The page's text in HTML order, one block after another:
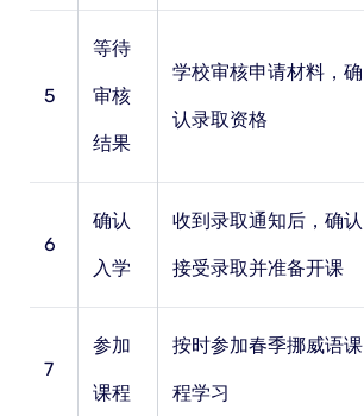
5
等待
审核
结果
学校审核申请材料，确
认录取资格
6
确认
入学
收到录取通知后，确认
接受录取并准备开课
7
参加
课程
按时参加春季挪威语课
程学习